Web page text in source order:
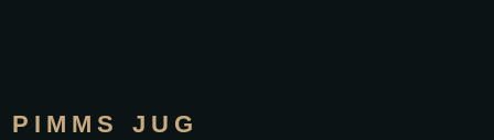
PIMMS JUG